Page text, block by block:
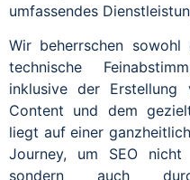
umfassendes
Wir beherrschen
technische
inklusive der Erstellung
Content und dem
liegt auf einer
Journey, um SEO
sondern auch